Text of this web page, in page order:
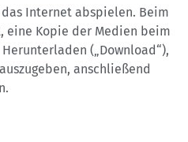
Internet abspielen. Beim
eine Kopie der Medien beim
(„Download“),
anschließend